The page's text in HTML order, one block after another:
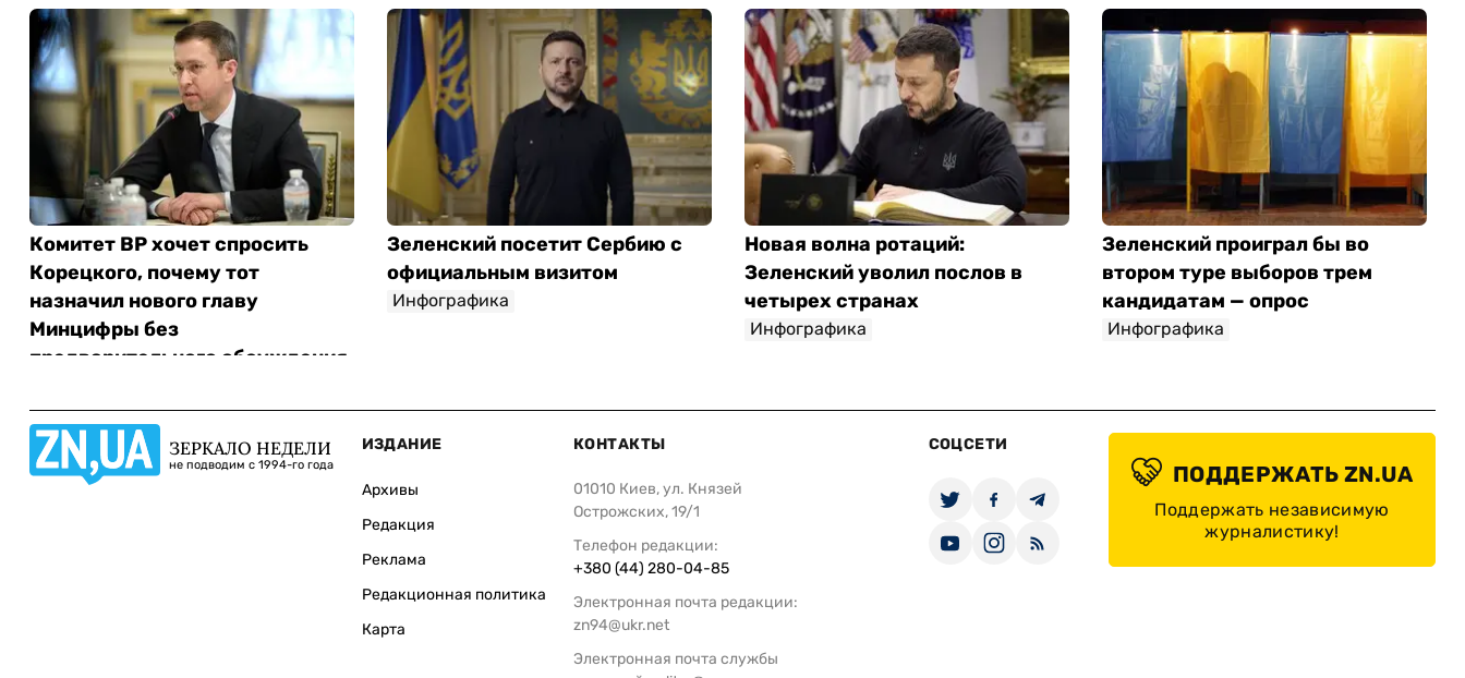
Комитет ВР хочет спросить
Корецкого, почему тот
назначил нового главу
Минцифры без
предварительного обсуждения
Зеленский посетит Сербию с
официальным визитом
Инфографика
Новая волна ротаций:
Зеленский уволил послов в
четырех странах
Инфографика
Зеленский проиграл бы во
втором туре выборов трем
кандидатам — опрос
Инфографика
ЗЕРКАЛО НЕДЕЛИ
не подводим с 1994-го года
ИЗДАНИЕ
Архивы
Редакция
Реклама
Редакционная политика
Карта
КОНТАКТЫ
01010 Киев, ул. Князей
Острожских, 19/1
Телефон редакции:
+380 (44) 280-04-85
Электронная почта редакции:
zn94@ukr.net
Электронная почта службы
СОЦСЕТИ
ПОДДЕРЖАТЬ ZN.UA
Поддержать независимую
журналистику!